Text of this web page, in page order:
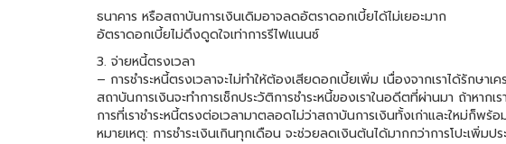
ธนาคาร หรือสถาบันการเงินเดิมอาจลดอัตราดอกเบี้ยได้ไม่เยอะมาก
อัตราดอกเบี้ยไม่ดึงดูดใจเท่าการรีไฟแนนซ์
3. จ่ายหนี้ตรงเวลา
– การชำระหนี้ตรงเวลาจะไม่ทำให้ต้องเสียดอกเบี้ยเพิ่ม เนื่องจากเราได้รักษ
สถาบันการเงินจะทำการเช็กประวัติการชำระหนี้ของเราในอดีตที่ผ่านมา ถ้าหา
การที่เราชำระหนี้ตรงต่อเวลามาตลอดไม่ว่าสถาบันการเงินทั้งเก่าและใหม่ก็พร้
หมายเหตุ: การชำระเงินเกินทุกเดือน จะช่วยลดเงินต้นได้มากกว่าการโปะเพิ่มปร